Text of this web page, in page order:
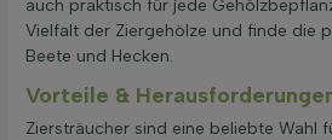
auch praktisch für jede
Vielfalt der Ziergehölze und finde die
Beete und Hecken.
Vorteile &
Ziersträucher sind eine beliebte Wahl